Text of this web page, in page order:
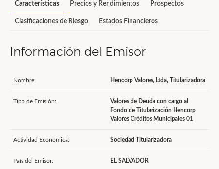
Características Precios y Rendimientos Prospectos
Clasificaciones de Riesgo Estados Financieros
Información del Emisor
Nombre: Hencorp Valores, Ltda, Titularizadora
Tipo de Emisión:
Valores de Deuda con cargo al
Fondo de Titularización Hencorp
Valores Créditos Municipales 01
Actividad Económica: Sociedad Titularizadora
País del Emisor: EL SALVADOR